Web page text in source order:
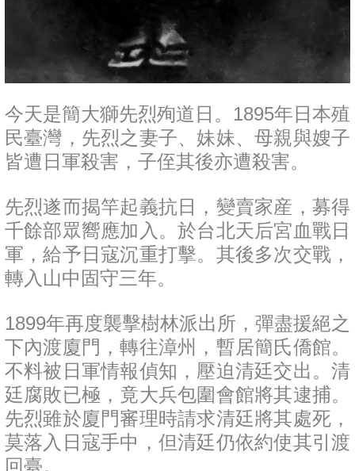
今天是簡大獅先烈殉道日。1895年日本殖
民臺灣，先烈之妻子、妹妹、母親與嫂子
皆遭日軍殺害，子侄其後亦遭殺害。
先烈遂而揭竿起義抗日，變賣家産，募得
千餘部眾嚮應加入。於台北天后宮血戰日
軍，給予日寇沉重打擊。其後多次交戰，
轉入山中固守三年。
1899年再度襲擊樹林派出所，彈盡援絕之
下內渡廈門，轉往漳州，暫居簡氏僑館。
不料被日軍情報偵知，壓迫清廷交出。清
廷腐敗已極，竟大兵包圍會館將其逮捕。
先烈雖於廈門審理時請求清廷將其處死，
莫落入日寇手中，但清廷仍依約使其引渡
回臺。